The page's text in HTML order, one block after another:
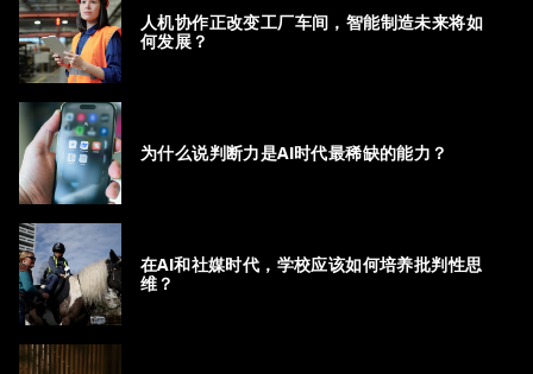
人机协作正改变工厂车间，智能制造未来将如
何发展？
为什么说判断力是AI时代最稀缺的能力？
在AI和社媒时代，学校应该如何培养批判性思
维？